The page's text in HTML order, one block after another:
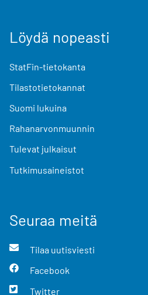
Löydä nopeasti
StatFin-tietokanta
Tilastotietokannat
Suomi lukuina
Rahanarvonmuunnin
Tulevat julkaisut
Tutkimusaineistot
Seuraa meitä
Tilaa uutisviesti
Facebook
Twitter